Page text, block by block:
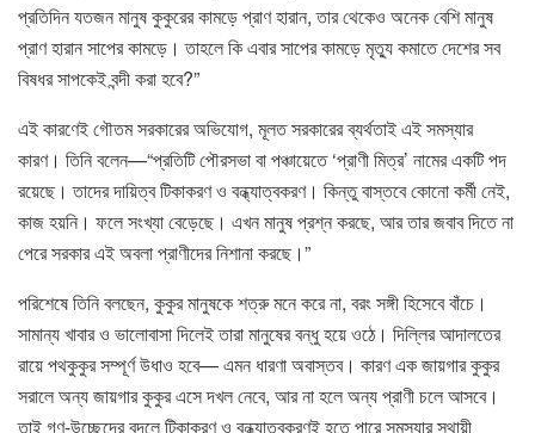
প্রতিদিন যতজন মানুষ কুকুরের কামড়ে প্রাণ হারান, তার থেকেও অনেক বেশি মানুষ
প্রাণ হারান সাপের কামড়ে। তাহলে কি এবার সাপের কামড়ে মৃত্যু কমাতে দেশের সব
বিষধর সাপকেই বন্দী করা হবে?”
এই কারণেই গৌতম সরকারের অভিযোগ, মূলত সরকারের ব্যর্থতাই এই সমস্যার
কারণ। তিনি বলেন—“প্রতিটি পৌরসভা বা পঞ্চায়েতে ‘প্রাণী মিত্র’ নামের একটি পদ
রয়েছে। তাদের দায়িত্ব টিকাকরণ ও বন্ধ্যাত্বকরণ। কিন্তু বাস্তবে কোনো কর্মী নেই,
কাজ হয়নি। ফলে সংখ্যা বেড়েছে। এখন মানুষ প্রশ্ন করছে, আর তার জবাব দিতে না
পেরে সরকার এই অবলা প্রাণীদের নিশানা করছে।”
পরিশেষে তিনি বলছেন, কুকুর মানুষকে শত্রু মনে করে না, বরং সঙ্গী হিসেবে বাঁচে।
সামান্য খাবার ও ভালোবাসা দিলেই তারা মানুষের বন্ধু হয়ে ওঠে। দিল্লির আদালতের
রায়ে পথকুকুর সম্পূর্ণ উধাও হবে— এমন ধারণা অবাস্তব। কারণ এক জায়গার কুকুর
সরালে অন্য জায়গার কুকুর এসে দখল নেবে, আর না হলে অন্য প্রাণী চলে আসবে।
তাই গণ-উচ্ছেদের বদলে টিকাকরণ ও বন্ধ্যাত্বকরণই হতে পারে সমস্যার স্থায়ী